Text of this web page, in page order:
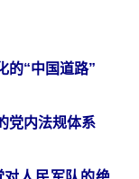
“中国道路”
内法规体系